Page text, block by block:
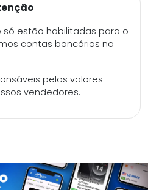
só estão habilitadas para o
contas bancárias no
pelos valores
vendedores.